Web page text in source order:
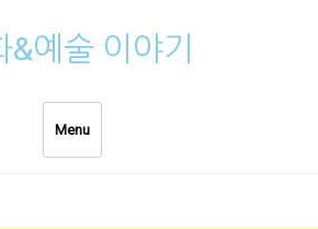
&예술 이야기
Menu